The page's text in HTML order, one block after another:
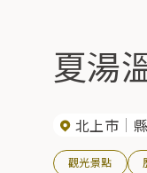
夏湯
北上市
觀光景點